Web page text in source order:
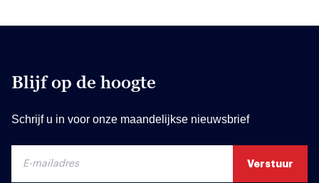
Blijf op de hoogte
Schrijf u in voor onze maandelijkse nieuwsbrief